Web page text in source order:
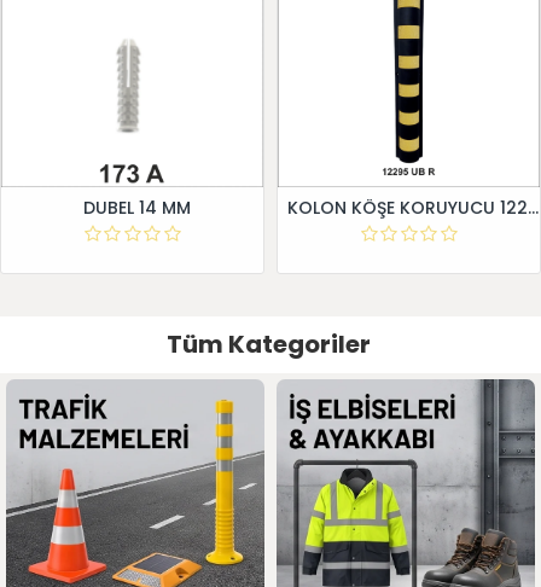
DUBEL 14 MM KOLON KÖŞE KORUYUCU 12295 UB R
Tüm Kategoriler